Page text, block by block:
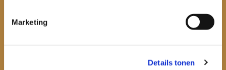
Marketing
Details tonen
Onderzoek